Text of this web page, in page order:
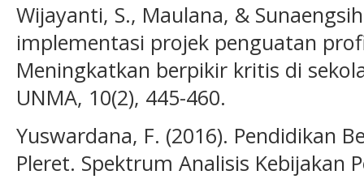
Wijayanti, S., Maulana, &
implementasi projek penguatan
Meningkatkan berpikir kritis di
UNMA, 10(2), 445-460.
Yuswardana, F. (2016). Pendidikan
Pleret. Spektrum Analisis Kebijakan